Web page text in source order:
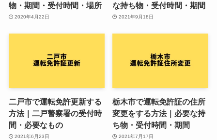
物・期間・受付時間・場所
2020年4月22日
な持ち物・受付時間・期間
2021年9月18日
二戸市で運転免許更新する
方法｜二戸警察署の受付時
間・必要なもの
2021年6月23日
栃木市で運転免許証の住所
変更をする方法｜必要な持
ち物・受付時間・期間
2021年7月17日